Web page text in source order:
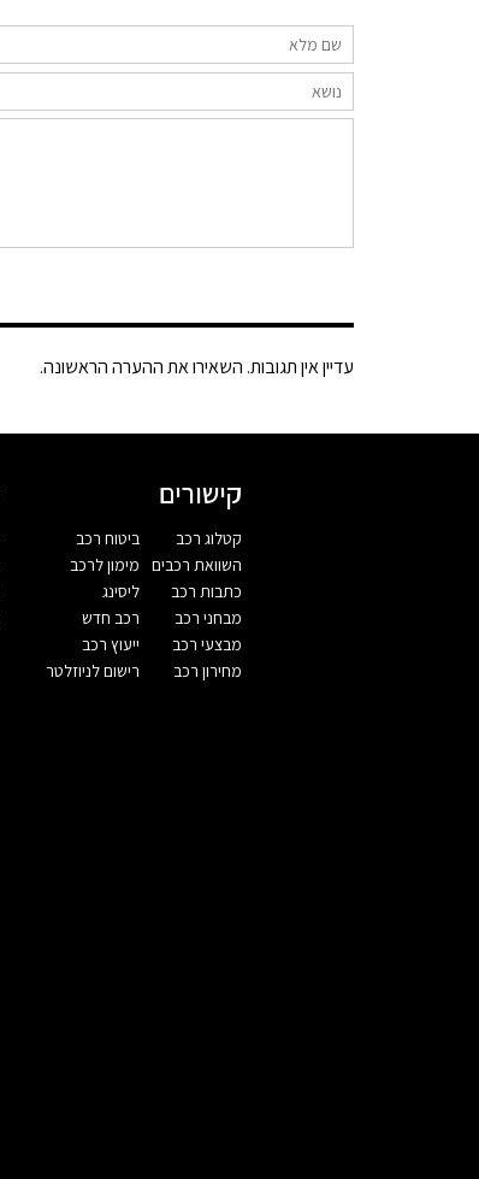
עדיין אין תגובות. השאירו את ההערה הראשונה.
קישורים
קטלוג רכב
השוואת רכבים
כתבות רכב
מבחני רכב
מבצעי רכב
מחירון רכב
ביטוח רכב
מימון לרכב
ליסינג
רכב חדש
ייעוץ רכב
רישום לניוזלטר